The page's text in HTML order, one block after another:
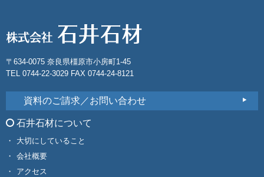
〒634-0075 奈良県橿原市小房町1-45
TEL 0744-22-3029 FAX 0744-24-8121
資料のご請求／お問い合わせ
石井石材について
大切にしていること
会社概要
アクセス